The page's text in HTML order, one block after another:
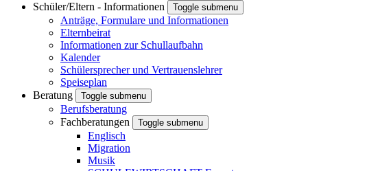
Schüler/Eltern - Informationen
Toggle submenu
Anträge, Formulare und Informationen
Elternbeirat
Informationen zur Schullaufbahn
Kalender
Schülersprecher und Vertrauenslehrer
Speiseplan
Beratung
Toggle submenu
Berufsberatung
Fachberatungen
Toggle submenu
Englisch
Migration
Musik